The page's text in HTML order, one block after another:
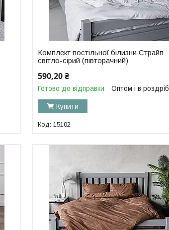
Комплект постільної білизни Страйп
світло-сірий (півторачний)
590,20 ₴
Готово до відправки Оптом і в роздріб
Купити
15102